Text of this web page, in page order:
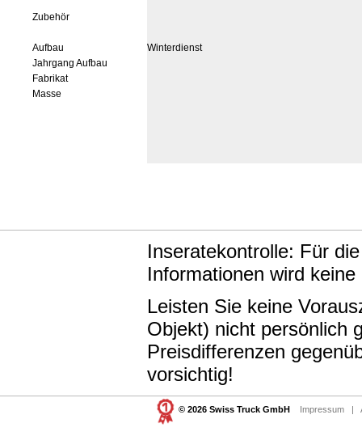
Zubehör
Aufbau
Winterdienst
Jahrgang Aufbau
Fabrikat
Masse
Inseratekontrolle: Für
Informationen wird
Leisten Sie keine
Objekt) nicht persönlich
Preisdifferenzen
vorsichtig!
© 2026 Swiss Truck GmbH Impressum |